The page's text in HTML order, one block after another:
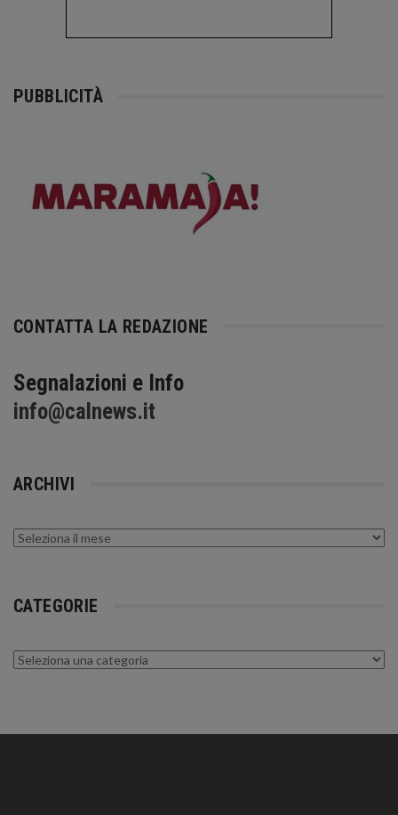
PUBBLICITÀ
CONTATTA LA REDAZIONE
Segnalazioni e Info
info@calnews.it
ARCHIVI
Archivi
CATEGORIE
Categorie